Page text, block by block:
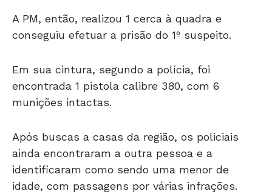
A PM, então, realizou 1 cerca à quadra e
conseguiu efetuar a prisão do 1º suspeito.
Em sua cintura, segundo a polícia, foi
encontrada 1 pistola calibre 380, com 6
munições intactas.
Após buscas a casas da região, os policiais
ainda encontraram a outra pessoa e a
identificaram como sendo uma menor de
idade, com passagens por várias infrações.